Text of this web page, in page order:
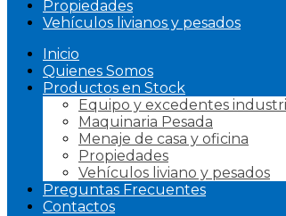
Propiedades
Vehículos livianos y pesados
Inicio
Quienes Somos
Productos en Stock
Equipo y excedentes
Maquinaria Pesada
Menaje de casa y oficina
Propiedades
Vehículos liviano y pesados
Preguntas Frecuentes
Contactos